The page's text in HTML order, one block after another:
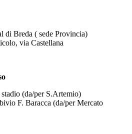
di Breda ( sede Provincia)
via Castellana
(da/per S.Artemio)
F. Baracca (da/per Mercato